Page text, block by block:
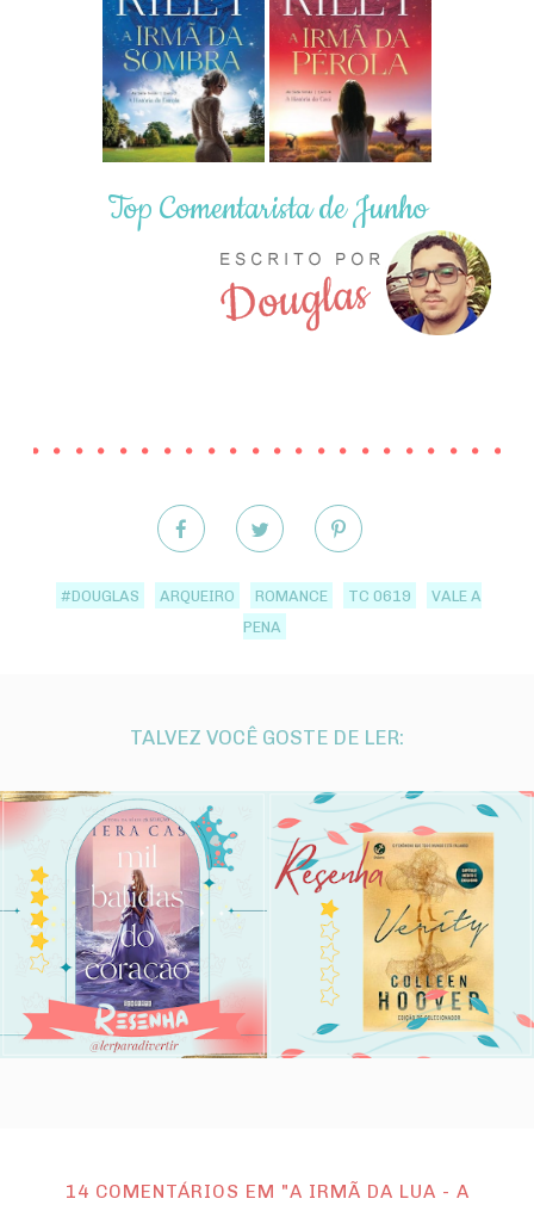
Top Comentarista de Junho
#DOUGLAS ARQUEIRO ROMANCE TC 0619
VALE A
PENA
TALVEZ VOCÊ GOSTE DE LER:
14 COMENTÁRIOS EM "A IRMÃ DA LUA - A